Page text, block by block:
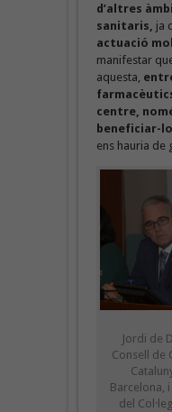
d’altres
sanitaris, ja
actuació
manifestar
aquesta,
centre,
beneficiar-lo
ens hauria de
Jordi de
Consell de
Barcelona,
del